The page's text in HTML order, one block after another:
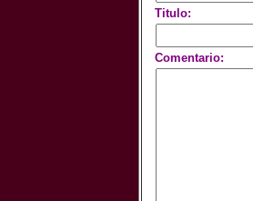
Titulo:
Comentario: